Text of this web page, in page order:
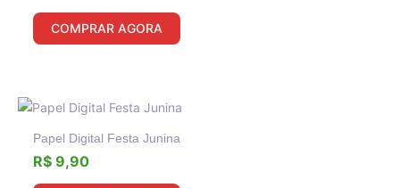
COMPRAR AGORA
Papel Digital Festa Junina
R$9,90